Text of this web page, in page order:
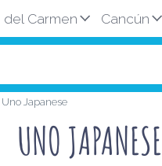
del Carmen Cancún
Uno Japanese
UNO JAPANESE